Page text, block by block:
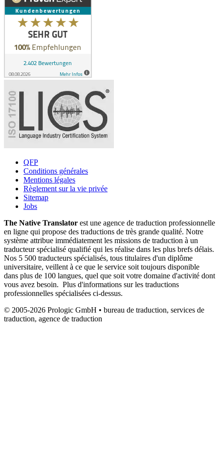
QFP
Conditions générales
Mentions légales
Règlement sur la vie privée
Sitemap
Jobs
The Native Translator est une agence de traduction professionnelle
en ligne qui propose des traductions de très grande qualité. Notre
système attribue immédiatement les missions de traduction à un
traducteur spécialisé qualifié qui les réalise dans les plus brefs délais.
Nos 5 500 traducteurs spécialisés, tous titulaires d'un diplôme
universitaire, veillent à ce que le service soit toujours disponible
dans plus de 100 langues, quel que soit votre domaine d'activité dont
vous avez besoin. Plus d'informations sur les traductions
professionnelles spécialisées ci-dessus.
© 2005-2026 Prologic GmbH • bureau de traduction, services de
traduction, agence de traduction